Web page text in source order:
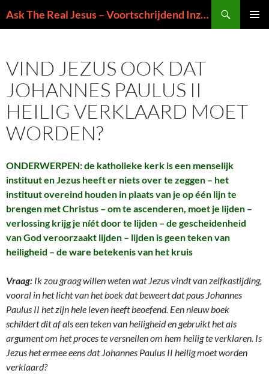
naar
Ask The Real Jesus – Voortschrijdend Inzicht in de Zin van het Leven
VIND JEZUS OOK DAT
JOHANNES PAULUS II
HEILIG VERKLAARD MOET
WORDEN?
ONDERWERPEN: de katholieke kerk is een menselijk
instituut en Jezus heeft er niets over te zeggen – het
instituut overeind houden in plaats van je op één lijn te
brengen met Christus – om te ascenderen, moet je lijden –
verlossing krijg je níét door te lijden – de gescheidenheid
van God veroorzaakt lijden – lijden is geen teken van
heiligheid – de ware betekenis van het kruis
Vraag: Ik zou graag willen weten wat Jezus vindt van zelfkastijding,
vooral in het licht van het boek dat beweert dat paus Johannes
Paulus II het zijn hele leven heeft beoefend. Een nieuw boek
schildert dit af als een teken van heiligheid en gebruikt het als
argument om het proces te versnellen om hem heilig te verklaren. Is
Jezus het ermee eens dat Johannes Paulus II heilig moet worden
verklaard?